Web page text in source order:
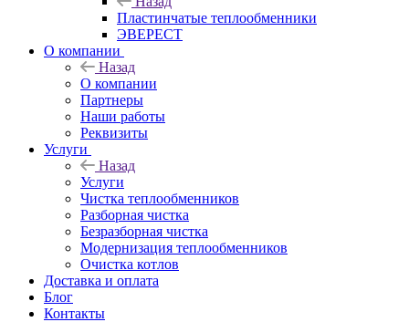
Пластинчатые теплообменники
ЭВЕРЕСТ
О компании
Назад
О компании
Партнеры
Наши работы
Реквизиты
Услуги
Назад
Услуги
Чистка теплообменников
Разборная чистка
Безразборная чистка
Модернизация теплообменников
Очистка котлов
Доставка и оплата
Блог
Контакты